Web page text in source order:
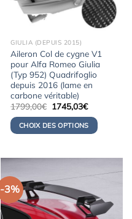
GIULIA (DEPUIS 2015)
Aileron Col de cygne V1
pour Alfa Romeo Giulia
(Typ 952) Quadrifoglio
depuis 2016 (lame en
carbone véritable)
1799,00€ Le
initial
était :
1799,00€.
1745,03€Le
actuel
est :
1745,03€.
CHOIX DES OPTIONS
-3%